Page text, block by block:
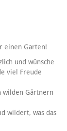
einen Garten!
und wünsche
viel Freude
wilden Gärtnern
wildert, was das